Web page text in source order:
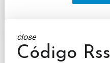
close
Código Rss